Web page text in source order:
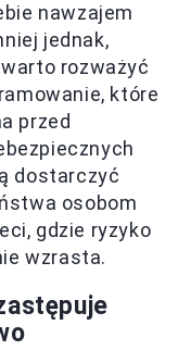
nawzajem
jednak,
rozważyć
które
przed
dostarczyć
osobom
gdzie ryzyko
wzrasta.